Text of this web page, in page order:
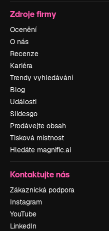
Zdroje firmy
Ocenění
O nás
Recenze
Kariéra
Trendy vyhledávání
Blog
Události
Slidesgo
Prodávejte obsah
Tisková místnost
Hledáte magnific.ai
Kontaktujte nás
Zákaznická podpora
Instagram
YouTube
LinkedIn